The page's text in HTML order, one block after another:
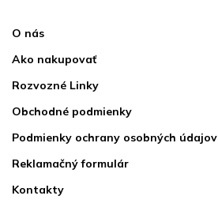
O nás
Ako nakupovať
Rozvozné Linky
Obchodné podmienky
Podmienky ochrany osobných údajov
Reklamačný formulár
Kontakty